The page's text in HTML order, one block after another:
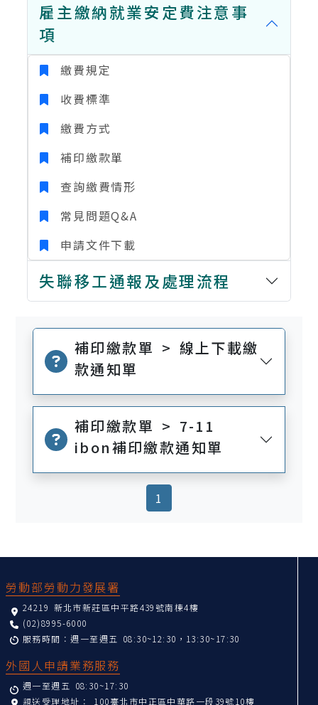
雇主繳納就業安定費注意事
項
繳費規定
收費標準
繳費方式
補印繳款單
查詢繳費情形
常見問題Q&A
申請文件下載
失聯移工通報及處理流程
補印繳款單 > 線上下載繳
款通知單
補印繳款單 > 7-11
ibon補印繳款通知單
1
勞動部勞動力發展署
24219 新北市新莊區中平路439號南棟4樓
(02)8995-6000
服務時間：週一至週五 08:30~12:30，13:30~17:30
外國人申請業務服務
週一至週五 08:30~17:30
親送受理地址： 100臺北市中正區中華路一段39號10樓